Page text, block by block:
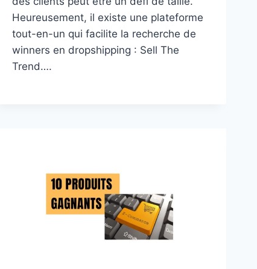
Heureusement, il existe une plateforme
tout-en-un qui facilite la recherche de
winners en dropshipping : Sell The
Trend….